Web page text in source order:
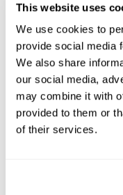
This website uses
We use cookies to
provide social media
We also share
our social media,
may combine it with
provided to them or
of their services.
Detail položky
Křída na papíře,
sklo.
> Zobrazit detail